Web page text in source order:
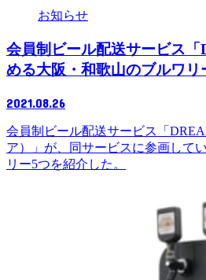
お知らせ
会員制ビール配送サービス
める大阪・和歌山のブルワリ
2021.08.26
会員制ビール配送サービス「
ア）」が、同サービスに参画して
リー5つを紹介した。